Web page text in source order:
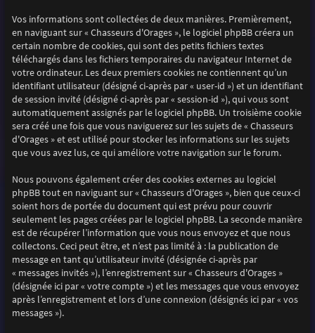
Vos informations sont collectées de deux manières. Premièrement,
en naviguant sur « Chasseurs d'Orages », le logiciel phpBB créera un
certain nombre de cookies, qui sont des petits fichiers textes
téléchargés dans les fichiers temporaires du navigateur Internet de
votre ordinateur. Les deux premiers cookies ne contiennent qu’un
identifiant utilisateur (désigné ci-après par « user-id ») et un identifiant
de session invité (désigné ci-après par « session-id »), qui vous sont
automatiquement assignés par le logiciel phpBB. Un troisième cookie
sera créé une fois que vous naviguerez sur les sujets de « Chasseurs
d'Orages » et est utilisé pour stocker les informations sur les sujets
que vous avez lus, ce qui améliore votre navigation sur le forum.
Nous pouvons également créer des cookies externes au logiciel
phpBB tout en naviguant sur « Chasseurs d'Orages », bien que ceux-ci
soient hors de portée du document qui est prévu pour couvrir
seulement les pages créées par le logiciel phpBB. La seconde manière
est de récupérer l’information que vous nous envoyez et que nous
collectons. Ceci peut être, et n’est pas limité à : la publication de
message en tant qu’utilisateur invité (désignée ci-après par
« messages invités »), l’enregistrement sur « Chasseurs d'Orages »
(désignée ici par « votre compte ») et les messages que vous envoyez
après l’enregistrement et lors d’une connexion (désignés ici par « vos
messages »).